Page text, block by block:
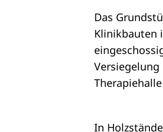
Das
Klinikbauten
In